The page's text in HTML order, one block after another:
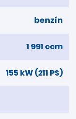
benzín
1 991 ccm
155 kW (211 PS)